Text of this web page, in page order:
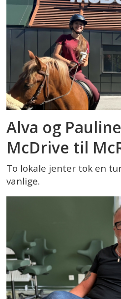
Alva og
McDrive til
To lokale jenter tok en
vanlige.